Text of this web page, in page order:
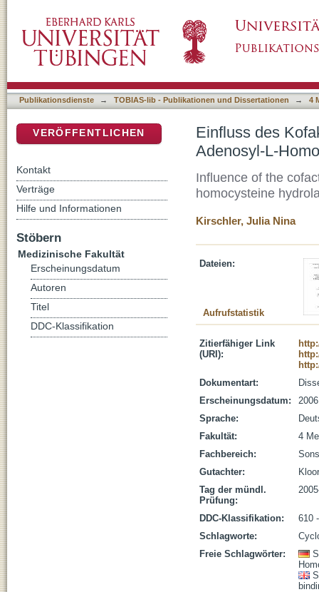
Hydrolase
Publikationsdienste → TOBIAS-lib - Publikationen und Dissertationen → 4
Einfluss des
Adenosyl-L-
Influence of the
homocysteine
Kirschler, Julia Nina
Dateien:
Aufrufstatistik
Zitierfähiger Link
(URI):
Dokumentart:
Erscheinungsdatum:
2006
Sprache:
Fakultät:
4
Fachbereich:
Gutachter:
Tag der mündl.
Prüfung:
DDC-Klassifikation:
610
Schlagworte:
Freie Schlagwörter:
VERÖFFENTLICHEN
Kontakt
Verträge
Hilfe und Informationen
Stöbern
Medizinische Fakultät
Erscheinungsdatum
Autoren
Titel
DDC-Klassifikation